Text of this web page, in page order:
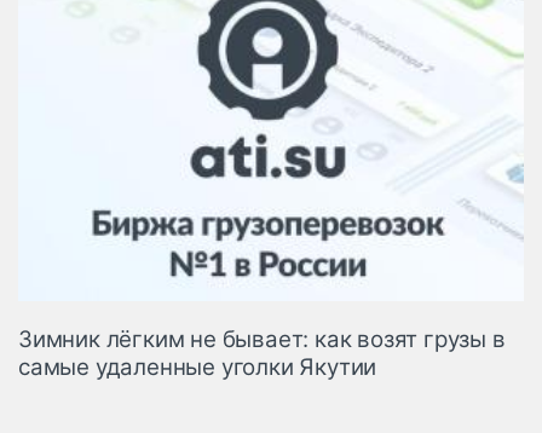
Зимник лёгким не бывает: как возят грузы в
самые удаленные уголки Якутии